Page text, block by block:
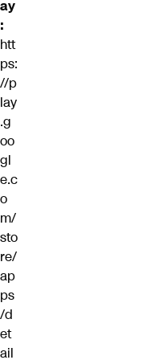
ay
:
htt
ps:
//p
lay
.g
oo
gl
e.c
o
m/
sto
re/
ap
ps
/d
et
ail